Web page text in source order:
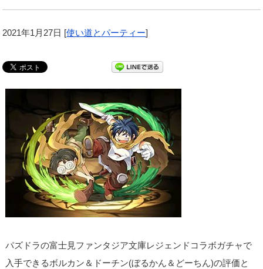
2021年1月27日 [使い道とパーティー]
パズドラの富士見ファンタジア文庫レジェンドコラボガチャで
入手できるボルカン＆ドーチン(ぼるかん＆どーちん)の評価と